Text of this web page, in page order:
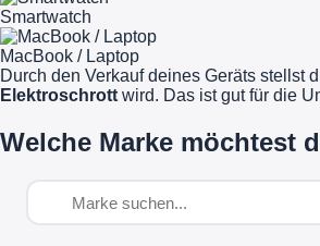
Smartwatch
MacBook / Laptop
Durch den Verkauf deines Geräts stellst
Elektroschrott wird. Das ist gut für die
Welche Marke möchtest